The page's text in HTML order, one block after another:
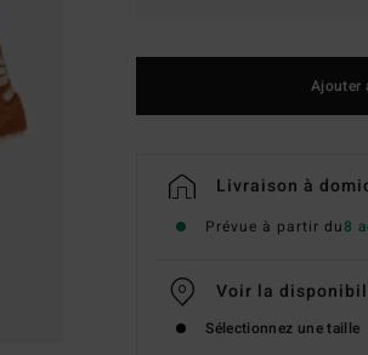
Ajouter
Livraison à
Prévue à partir du8
Voir la
Sélectionnez une taille